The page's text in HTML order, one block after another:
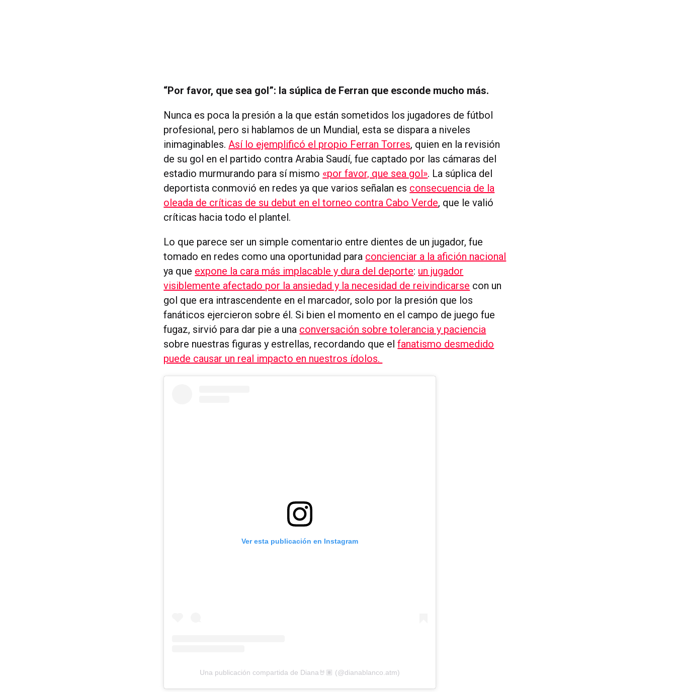
“Por favor, que sea gol”: la súplica de Ferran que esconde mucho más.
Nunca es poca la presión a la que están sometidos los jugadores de fútbol
profesional, pero si hablamos de un Mundial, esta se dispara a niveles
inimaginables. Así lo ejemplificó el propio Ferran Torres, quien en la revisión
de su gol en el partido contra Arabia Saudí, fue captado por las cámaras del
estadio murmurando para sí mismo «por favor, que sea gol». La súplica del
deportista conmovió en redes ya que varios señalan es consecuencia de la
oleada de críticas de su debut en el torneo contra Cabo Verde, que le valió
críticas hacia todo el plantel.
Lo que parece ser un simple comentario entre dientes de un jugador, fue
tomado en redes como una oportunidad para concienciar a la afición nacional
ya que expone la cara más implacable y dura del deporte: un jugador
visiblemente afectado por la ansiedad y la necesidad de reivindicarse con un
gol que era intrascendente en el marcador, solo por la presión que los
fanáticos ejercieron sobre él. Si bien el momento en el campo de juego fue
fugaz, sirvió para dar pie a una conversación sobre tolerancia y paciencia
sobre nuestras figuras y estrellas, recordando que elfanatismo desmedido
puede causar un real impacto en nuestros ídolos.
Ver esta publicación en Instagram
Una publicación compartida de Diana🤘🏽 (@dianablanco.atm)